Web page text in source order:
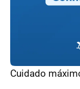
Cuidado